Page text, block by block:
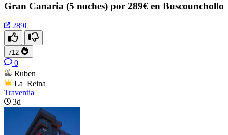
Gran Canaria (5 noches) por 289€ en Buscounchollo
289€
712
0
Ruben
La_Reina
Traventia
3d